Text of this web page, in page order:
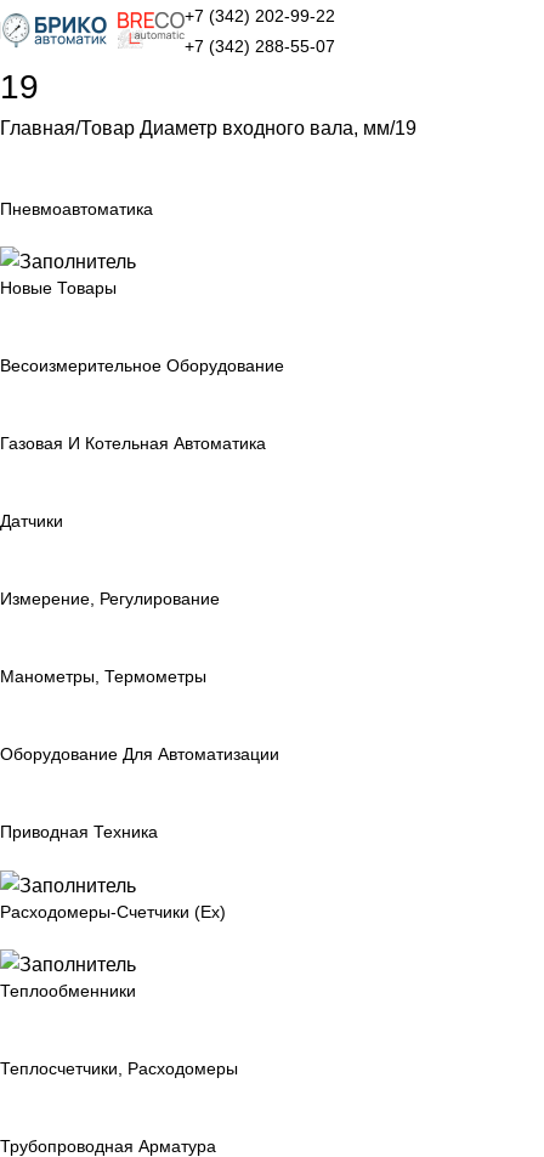
+7 (342) 202-99-22
+7 (342) 288-55-07
19
Главная Товар Диаметр входного вала, мм 19
Пневмоавтоматика
Новые Товары
Весоизмерительное Оборудование
Газовая И Котельная Автоматика
Датчики
Измерение, Регулирование
Манометры, Термометры
Оборудование Для Автоматизации
Приводная Техника
Расходомеры-Счетчики (Ex)
Теплообменники
Теплосчетчики, Расходомеры
Трубопроводная Арматура